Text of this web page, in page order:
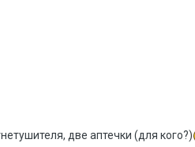
две аптечки (для кого?)